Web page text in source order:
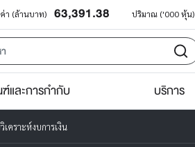
า (ล้านบาท) 63,391.38 ปริมาณ ('000 หุ้น)
และการกำกับ บริการ
เคราะห์งบการเงิน